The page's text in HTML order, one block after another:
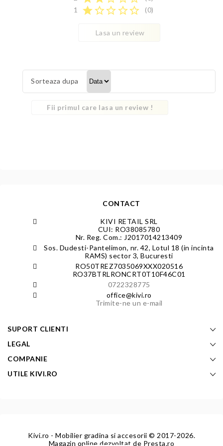
1
starstar_borderstar_borderstar_borderstar_border (0)
Lasa un review
Sorteaza dupa
Fii primul care lasa un review !
CONTACT
KIVI RETAIL SRL
CUI: RO38085780
Nr. Reg. Com.: J2017014213409
Sos. Dudesti-Pantelimon, nr. 42, Lotul 18 (in incinta
RAMS) sector 3, Bucuresti
RO50TREZ7035069XXX020516
RO37BTRLRONCRT0T10F46C01
0722328775
office@kivi.ro
Trimite-ne un e-mail
SUPORT CLIENTI
LEGAL
COMPANIE
UTILE KIVI.RO
Kivi.ro - Mobilier gradina si accesorii © 2017-2026.
Magazin online dezvoltat de Presta.ro